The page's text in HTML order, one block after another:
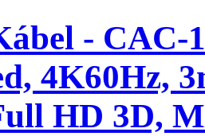
- CAC-
4K60Hz,
HD 3D,